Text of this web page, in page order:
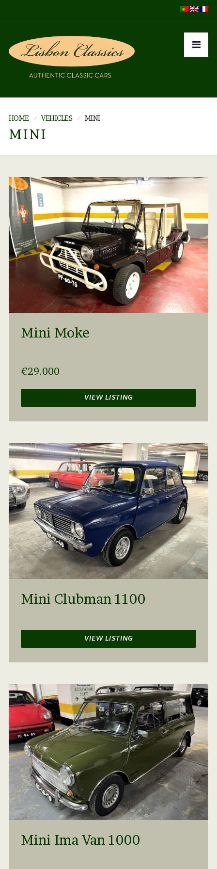
HOME VEHICLES MINI
MINI
Mini Moke
€29.000
VIEW LISTING
Mini Clubman 1100
VIEW LISTING
Mini Ima Van 1000